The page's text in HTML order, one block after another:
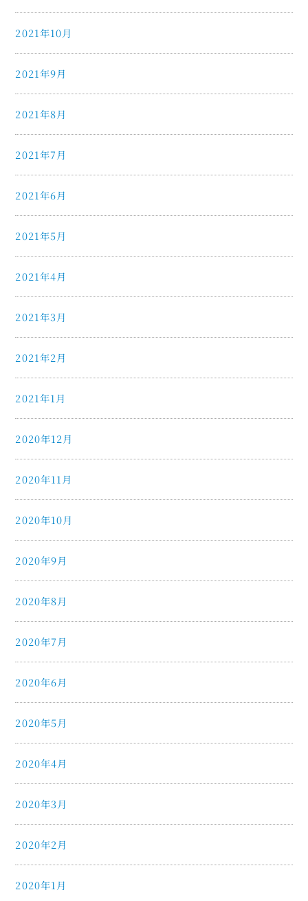
2021年10月
2021年9月
2021年8月
2021年7月
2021年6月
2021年5月
2021年4月
2021年3月
2021年2月
2021年1月
2020年12月
2020年11月
2020年10月
2020年9月
2020年8月
2020年7月
2020年6月
2020年5月
2020年4月
2020年3月
2020年2月
2020年1月